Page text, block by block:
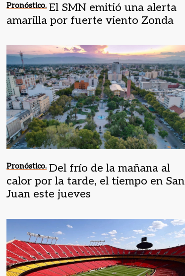
Pronóstico. El SMN emitió una alerta
amarilla por fuerte viento Zonda
Pronóstico. Del frío de la mañana al
calor por la tarde, el tiempo en San
Juan este jueves